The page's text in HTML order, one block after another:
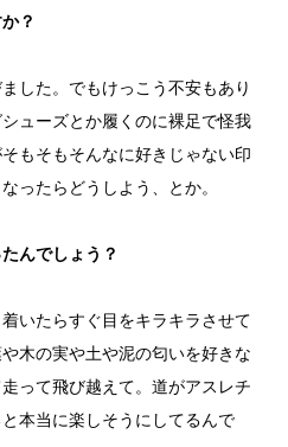
？
した。でもけっこう不安もあり
ューズとか履くのに裸足で怪我
もそもそんなに好きじゃない印
ったらどうしよう、とか。
んでしょう？
いたらすぐ目をキラキラさせて
木の実や土や泥の匂いを好きな
って飛び越えて。道がアスレチ
本当に楽しそうにしてるんで